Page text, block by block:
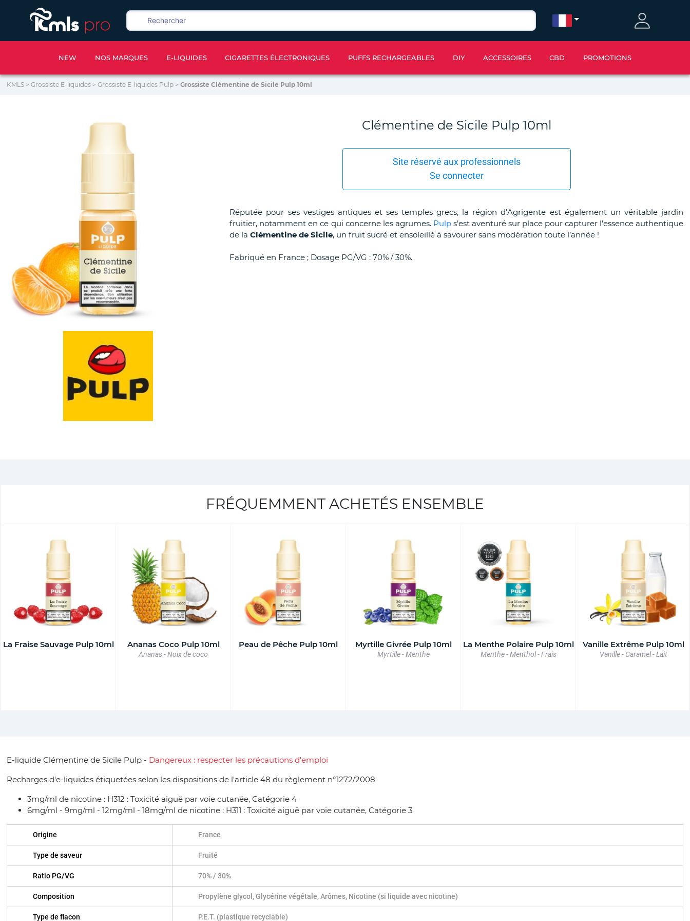
NEW NOS MARQUES E-LIQUIDES CIGARETTES ÉLECTRONIQUES PUFFS RECHARGEABLES DIY ACCESSOIRES CBD PROMOTIONS
KMLS > Grossiste E-liquides > Grossiste E-liquides Pulp > Grossiste Clémentine de Sicile Pulp 10ml
Clémentine de Sicile Pulp 10ml
Site réservé aux professionnels
Se connecter
Réputée pour ses vestiges antiques et ses temples grecs, la région d’Agrigente est également un véritable jardin
fruitier, notamment en ce qui concerne les agrumes. Pulp s’est aventuré sur place pour capturer l’essence authentique
de laClémentine de Sicile, un fruit sucré et ensoleillé à savourer sans modération toute l’année !
Fabriqué en France ; Dosage PG/VG : 70% / 30%.
FRÉQUEMMENT ACHETÉS ENSEMBLE
La Fraise Sauvage Pulp 10ml Ananas Coco Pulp 10ml
Ananas - Noix de coco
Peau de Pêche Pulp 10ml Myrtille Givrée Pulp 10ml
Myrtille - Menthe
La Menthe Polaire Pulp 10ml
Menthe - Menthol - Frais
Vanille Extrême Pulp 10ml
Vanille - Caramel - Lait
E-liquide Clémentine de Sicile Pulp - Dangereux : respecter les précautions d'emploi
Recharges d'e-liquides étiquetées selon les dispositions de l'article 48 du règlement n°1272/2008
3mg/ml de nicotine : H312 : Toxicité aiguë par voie cutanée, Catégorie 4
6mg/ml - 9mg/ml - 12mg/ml - 18mg/ml de nicotine : H311 : Toxicité aiguë par voie cutanée, Catégorie 3
Origine France
Type de saveur Fruité
Ratio PG/VG 70% / 30%
Composition Propylène glycol, Glycérine végétale, Arômes, Nicotine (si liquide avec nicotine)
Type de flacon P.E.T. (plastique recyclable)